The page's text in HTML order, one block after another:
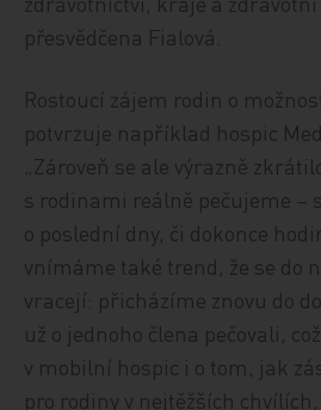
přesvědčena Fialová.
Rostoucí zájem rodin o
potvrzuje například hospic
„Zároveň se ale výrazně
s rodinami reálně pečujeme –
o poslední dny, či dokonce
vnímáme také trend, že se do
vracejí: přicházíme znovu do
už o jednoho člena pečovali,
v mobilní hospic i o tom, jak
pro rodiny v nejtěžších